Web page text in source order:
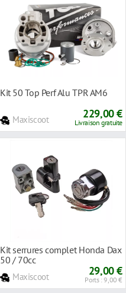
Kit 50 Top Perf Alu TPR AM6
Maxiscoot 229,00 €
Livraison gratuite
Kit serrures complet Honda Dax
50 / 70cc
Maxiscoot 29,00 €
Ports : 9,00 €